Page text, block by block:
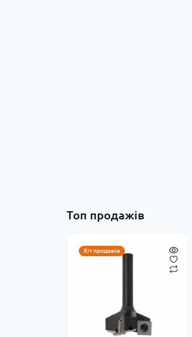
Топ продажів
Хіт продажів